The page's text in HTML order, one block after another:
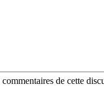
de cette